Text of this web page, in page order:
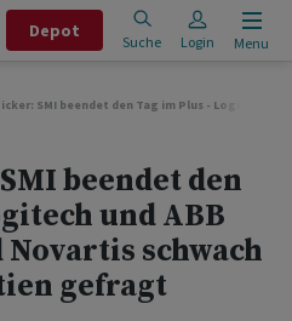
Depot
Suche Login Menu
SMI beendet den Tag im Plus - Logitech
beendet den
und ABB
schwach
gefragt